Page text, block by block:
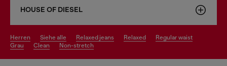
HOUSE OF DIESEL
herren siehe alle relaxed jeans relaxed
regular waist
grau
clean non-stretch